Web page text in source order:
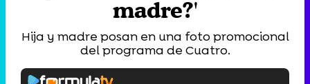
madre?'
Hija y madre posan en una foto promocional
del programa de Cuatro.